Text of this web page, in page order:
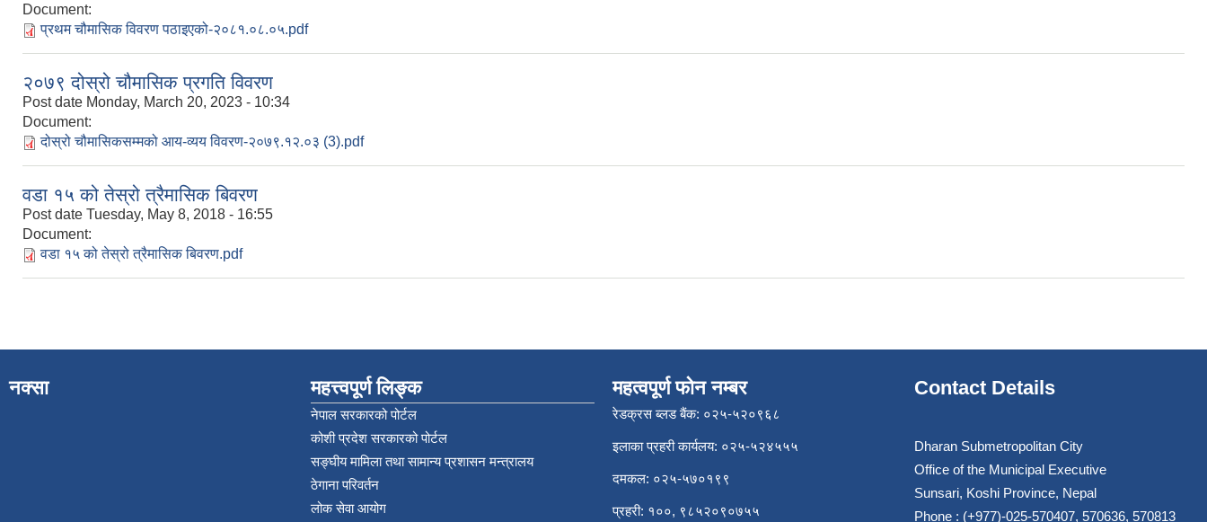
Document:
प्रथम चौमासिक विवरण पठाइएको-२०८१.०८.०५.pdf
२०७९ दोस्रो चौमासिक प्रगति विवरण
Post date Monday, March 20, 2023 - 10:34
Document:
दोस्रो चौमासिकसम्मको आय-व्यय विवरण-२०७९.१२.०३ (3).pdf
वडा १५ को तेस्रो त्रैमासिक बिवरण
Post date Tuesday, May 8, 2018 - 16:55
Document:
वडा १५ को तेस्रो त्रैमासिक बिवरण.pdf
नक्सा महत्त्वपूर्ण लिङ्क
नेपाल सरकारको पोर्टल
कोशी प्रदेश सरकारको पोर्टल
सङ्‍घीय मामिला तथा सामान्य प्रशासन मन्त्रालय
ठेगाना परिवर्तन
लोक सेवा आयोग
महत्वपूर्ण फोन नम्बर
रेडक्रस ब्लड बैंक: ०२५-५२०९६८
इलाका प्रहरी कार्यलय: ०२५-५२४५५५
दमकल: ०२५-५७०१९९
प्रहरी: १००, ९८५२०९०७५५
Contact Details
Dharan Submetropolitan City
Office of the Municipal Executive
Sunsari, Koshi Province, Nepal
Phone : (+977)-025-570407, 570636, 570813